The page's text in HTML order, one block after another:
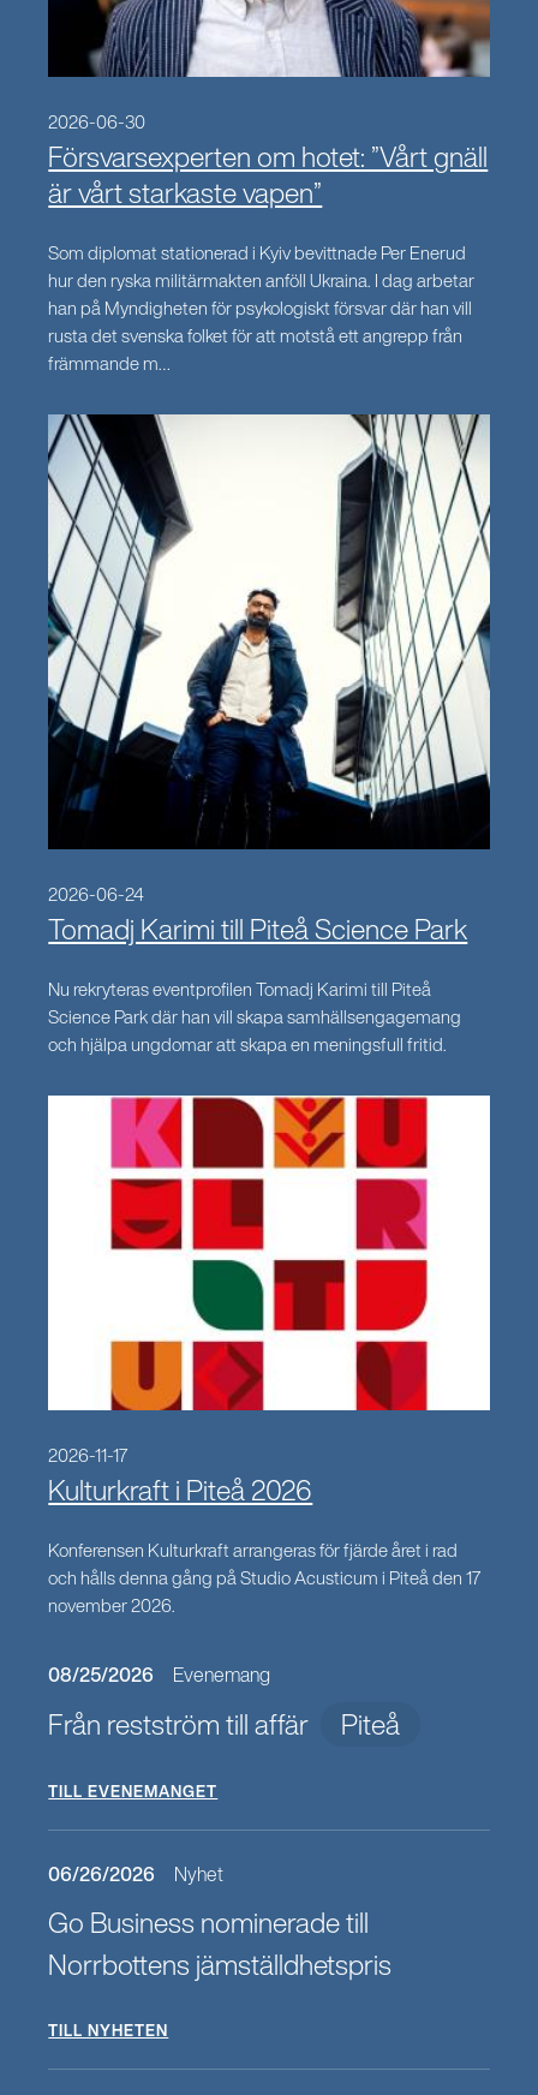
2026-06-30
Försvarsexperten om hotet: ”Vårt gnäll
är vårt starkaste vapen”
Som diplomat stationerad i Kyiv bevittnade Per Enerud
hur den ryska militärmakten anföll Ukraina. I dag arbetar
han på Myndigheten för psykologiskt försvar där han vill
rusta det svenska folket för att motstå ett angrepp från
främmande m…
2026-06-24
Tomadj Karimi till Piteå Science Park
Nu rekryteras eventprofilen Tomadj Karimi till Piteå
Science Park där han vill skapa samhällsengagemang
och hjälpa ungdomar att skapa en meningsfull fritid.
2026-11-17
Kulturkraft i Piteå 2026
Konferensen Kulturkraft arrangeras för fjärde året i rad
och hålls denna gång på Studio Acusticum i Piteå den 17
november 2026.
08/25/2026 Evenemang
Från restström till affär Piteå
TILL EVENEMANGET
06/26/2026 Nyhet
Go Business nominerade till
Norrbottens jämställdhetspris
TILL NYHETEN